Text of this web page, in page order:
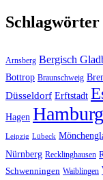
Schlagwörter
Arnsberg Bergisch
Bottrop Braunschweig
Düsseldorf Erftstadt
Hagen Hamburg
Leipzig Lübeck
Nürnberg Recklinghausen
Schwenningen Waiblingen